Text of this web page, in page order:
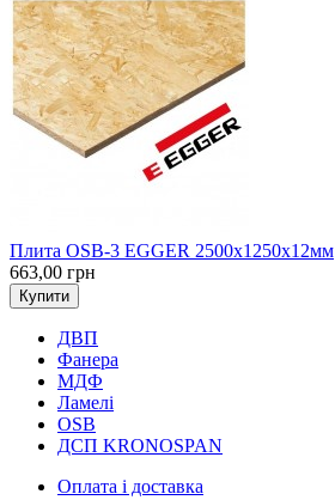
Плита OSB-3 EGGER 2500х1250х12мм
663,00 грн
Купити
ДВП
Фанера
МДФ
Ламелі
OSB
ДСП KRONOSPAN
Оплата і доставка